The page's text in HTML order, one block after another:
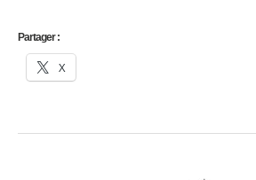
Partager :
X